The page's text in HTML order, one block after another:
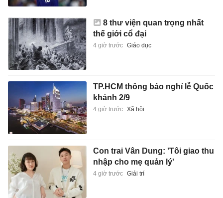
8 thư viện quan trọng nhất
thế giới cổ đại
4 giờ trước Giáo dục
TP.HCM thông báo nghỉ lễ Quốc
khánh 2/9
4 giờ trước Xã hội
Con trai Vân Dung: 'Tôi giao thu
nhập cho mẹ quản lý'
4 giờ trước Giải trí